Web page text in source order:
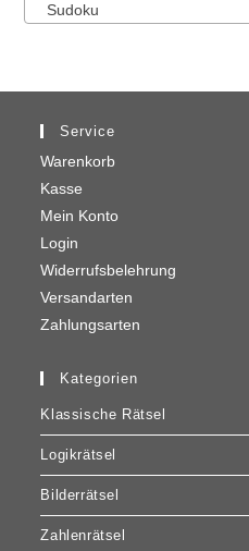
Sudoku
Service
Warenkorb
Kasse
Mein Konto
Login
Widerrufsbelehrung
Versandarten
Zahlungsarten
Kategorien
Klassische Rätsel
Logikrätsel
Bilderrätsel
Zahlenrätsel